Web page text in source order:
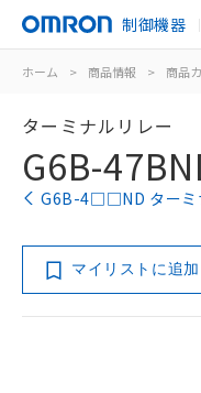
制御機器
ホーム > 商品情報 > 商品
ターミナルリレー
G6B-
G6B-4□□ND ターミ
マイリストに追加